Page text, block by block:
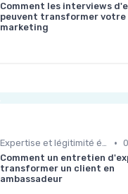
Comment les interviews
peuvent transformer
marketing
Expertise et légitimité éditoriale •
Comment un entretien
transformer un client en
ambassadeur